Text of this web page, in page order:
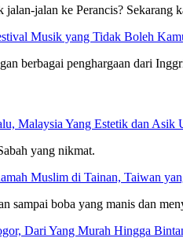
jalan-jalan ke Perancis?
Musik yang Tidak Boleh
berbagai penghargaan dari
Malaysia Yang Estetik dan Asik
yang nikmat.
Muslim di Tainan, Taiwan
sampai boba yang manis dan
Dari Yang Murah Hingga